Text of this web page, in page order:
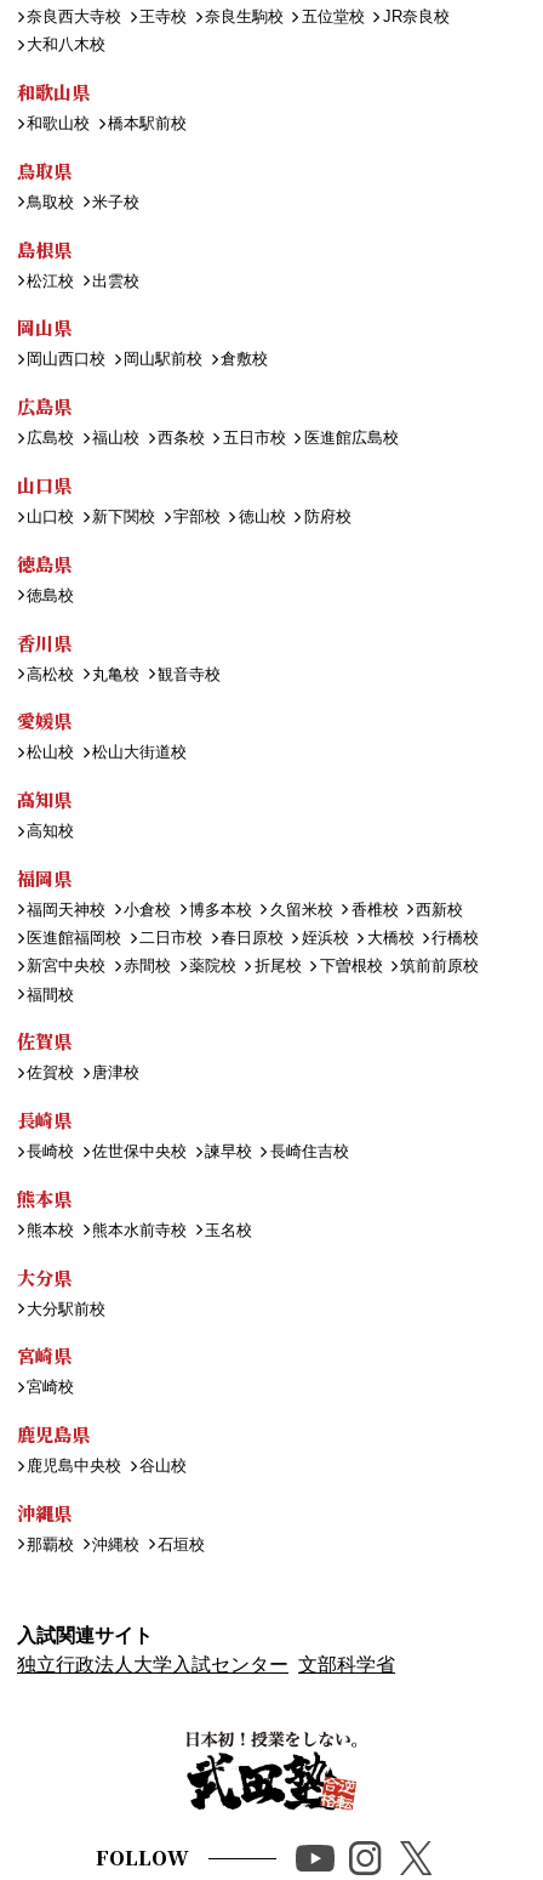
奈良西大寺校 王寺校 奈良生駒校 五位堂校
JR奈良校
大和八木校
和歌山県
和歌山校 橋本駅前校
鳥取県
鳥取校 米子校
島根県
松江校 出雲校
岡山県
岡山西口校 岡山駅前校 倉敷校
広島県
広島校 福山校 西条校 五日市校 医進館広島校
山口県
山口校 新下関校 宇部校 徳山校 防府校
徳島県
徳島校
香川県
高松校 丸亀校 観音寺校
愛媛県
松山校 松山大街道校
高知県
高知校
福岡県
福岡天神校 小倉校 博多本校 久留米校 香椎校
西新校
医進館福岡校
二日市校 春日原校 姪浜校 大橋校
行橋校
新宮中央校
赤間校 薬院校 折尾校 下曽根校
筑前前原校
福間校
佐賀県
佐賀校 唐津校
長崎県
長崎校 佐世保中央校 諫早校 長崎住吉校
熊本県
熊本校 熊本水前寺校 玉名校
大分県
大分駅前校
宮崎県
宮崎校
鹿児島県
鹿児島中央校 谷山校
沖縄県
那覇校 沖縄校 石垣校
入試関連サイト
独立行政法人大学入試センター 文部科学省
FOLLOW